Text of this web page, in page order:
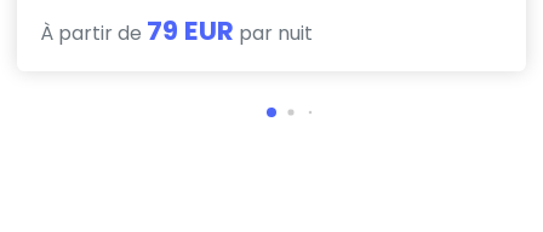
À partir de 79 EUR par nuit